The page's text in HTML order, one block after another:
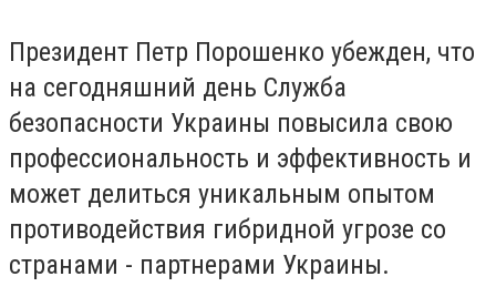
Президент Петр Порошенко убежден, что
на сегодняшний день Служба
безопасности Украины повысила свою
профессиональность и эффективность и
может делиться уникальным опытом
противодействия гибридной угрозе со
странами - партнерами Украины.